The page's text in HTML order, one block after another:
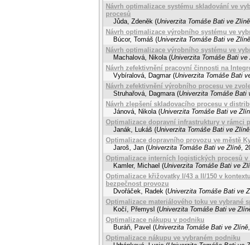
Návrh optimalizace systému skladování ve
procesů
Jůda, Zdeněk (Univerzita Tomáše Bati ve Zlíně
Návrh optimalizace výrobního systému ve
Búcor, Tomáš (Univerzita Tomáše Bati ve Zlíně
Návrh optimalizace výrobního systému ve
Machalová, Nikola (Univerzita Tomáše Bati ve
Návrh zefektivnění pracovní činnosti na
Vybíralová, Dagmar (Univerzita Tomáše Bati
Návrh zefektivnění výrobního procesu ve
Struhařová, Dagmara (Univerzita Tomáše Bati
Návrh zlepšení skladovacího procesu v
Jánová, Nikola (Univerzita Tomáše Bati ve
Optimalizace dopravní infrastruktury v rámci
Janák, Lukáš (Univerzita Tomáše Bati ve Zlíně
Optimalizace dopravního provozu ve městě
Jaroš, Jan (Univerzita Tomáše Bati ve Zlíně,
Optimalizace interních logistických procesů v
Kamler, Michael (Univerzita Tomáše Bati ve
Optimalizace křižovatky I/43 a II/150 v
bezpečnost provozu
Dvořáček, Radek (Univerzita Tomáše Bati ve
Optimalizace materiálového toku ve vybrané
Kočí, Přemysl (Univerzita Tomáše Bati ve
Optimalizace nákupu v podniku
Buráň, Pavel (Univerzita Tomáše Bati ve Zlíně,
Optimalizace nákupu ve vybraném podniku